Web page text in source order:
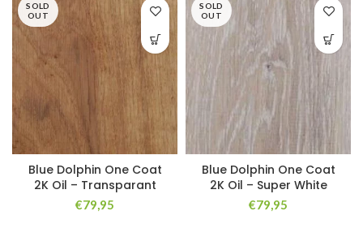
SOLD
OUT
Blue Dolphin One Coat
2K Oil – Transparant
€79,95
SOLD
OUT
Blue Dolphin One Coat
2K Oil – Super White
€79,95